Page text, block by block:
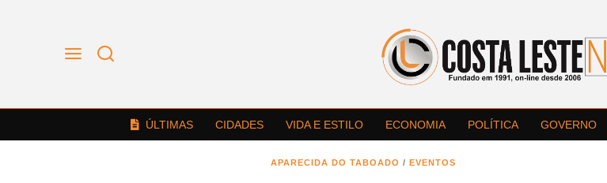
ÚLTIMAS CIDADES VIDA E ESTILO ECONOMIA POLÍTICA GOVERNO
APARECIDA DO TABOADO / EVENTOS